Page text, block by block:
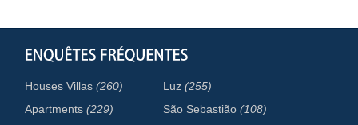
Houses Villas(260)
Apartments(229)
Luz(255)
São Sebastião(108)